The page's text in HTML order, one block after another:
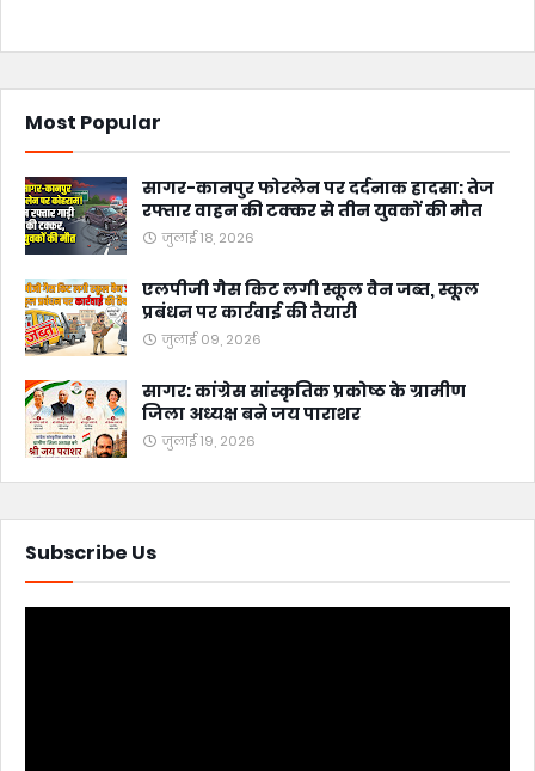
Most Popular
सागर-कानपुर फोरलेन पर दर्दनाक हादसा: तेज
रफ्तार वाहन की टक्कर से तीन युवकों की मौत
जुलाई 18, 2026
एलपीजी गैस किट लगी स्कूल वैन जब्त, स्कूल
प्रबंधन पर कार्रवाई की तैयारी
जुलाई 09, 2026
सागर: कांग्रेस सांस्कृतिक प्रकोष्ठ के ग्रामीण
जिला अध्यक्ष बने जय पाराशर
जुलाई 19, 2026
Subscribe Us